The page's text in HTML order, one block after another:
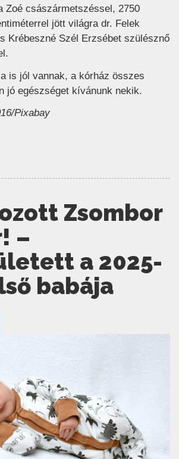
Zoé császármetszéssel, 2750
jött világra dr. Felek
Krébeszné Szél Erzsébet szülésznő
is jól vannak, a kórház összes
jó egészséget kívánunk nekik.
Pixabay
Zsombor
–
a 2025-
babája